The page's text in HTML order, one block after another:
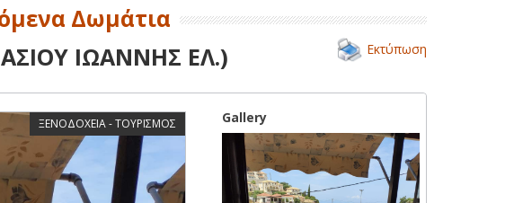
Δωμάτια
ΙΩΑΝΝΗΣ ΕΛ.) Εκτύπωση
ΞΕΝΟΔΟΧΕΙΑ - ΤΟΥΡΙΣΜΟΣ Gallery